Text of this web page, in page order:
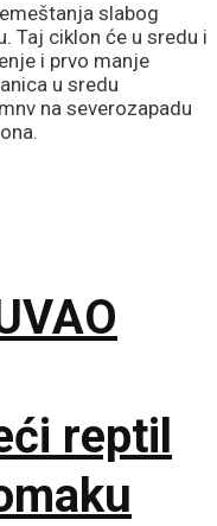
slabog
Taj ciklon će u sredu i
i prvo manje
u sredu
na severozapadu
reptil